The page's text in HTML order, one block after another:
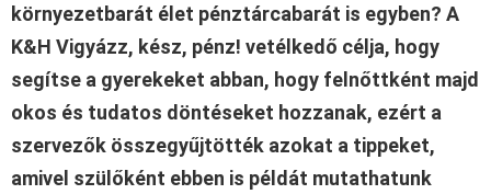
környezetbarát élet pénztárcabarát is egyben? A
K&H Vigyázz, kész, pénz! vetélkedő célja, hogy
segítse a gyerekeket abban, hogy felnőttként majd
okos és tudatos döntéseket hozzanak, ezért a
szervezők összegyűjtötték azokat a tippeket,
amivel szülőként ebben is példát mutathatunk